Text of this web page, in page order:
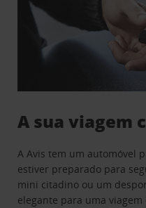
A sua viagem
A Avis tem um automóvel
estiver preparado para
mini citadino ou um
elegante para uma